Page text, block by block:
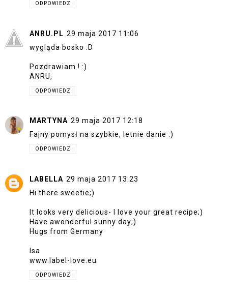
ODPOWIEDZ
ANRU.PL 29 maja 2017 11:06
wygląda bosko :D
Pozdrawiam ! :)
ANRU,
ODPOWIEDZ
MARTYNA 29 maja 2017 12:18
Fajny pomysł na szybkie, letnie danie :)
ODPOWIEDZ
LABELLA 29 maja 2017 13:23
Hi there sweetie;)
It looks very delicious- I love your great recipe;)
Have awonderful sunny day;)
Hugs from Germany
Isa
www.label-love.eu
ODPOWIEDZ